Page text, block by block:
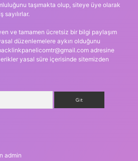
taşımakta olup, siteye üye olarak
sayılırlar.
ve tamamen ücretsiz bir bilgi paylaşım
düzenlemelere aykırı olduğunu
adresine
yasal süre içerisinde sitemizden
admin